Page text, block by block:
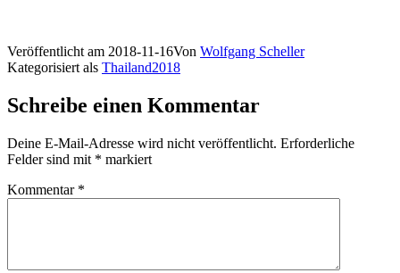
Veröffentlicht am 2018-11-16Von Wolfgang Scheller
Kategorisiert als Thailand2018
Schreibe einen Kommentar
Deine E-Mail-Adresse wird nicht veröffentlicht. Erforderliche
Felder sind mit * markiert
Kommentar *